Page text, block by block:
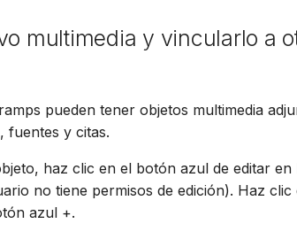
multimedia y vincularlo a
pueden tener objetos multimedia
fuentes y citas.
haz clic en el botón azul de editar en
no tiene permisos de edición). Haz clic
azul +.